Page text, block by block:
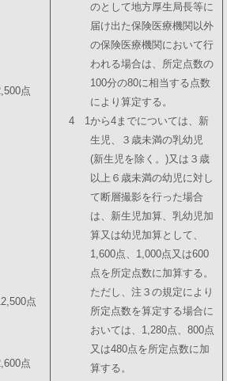
のとして地方厚生局長等に
届け出た保険医療機関以外
の保険医療機関において行
われる場合は、所定点数の
100分の80に相当する点数
により算定する。
4 1から4までについては、新
生児、３歳未満の乳幼児
(新生児を除く。)又は３歳
以上６歳未満の幼児に対し
て断層撮影を行った場合
は、新生児加算、乳幼児加
算又は幼児加算として、
1,600点、1,000点又は600
点を所定点数に加算する。
ただし、注３の規定により
所定点数を算定する場合に
おいては、1,280点、800点
又は480点を所定点数に加
算する。
点
点
点